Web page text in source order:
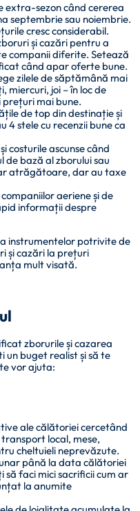
extra-sezon când cererea
septembrie sau noiembrie.
cresc considerabil.
și cazări pentru a
companii diferite. Setează
când apar oferte bune.
zilele de săptămână mai
miercuri, joi – în loc de
prețuri mai bune.
de top din destinație și
4 stele cu recenzii bune ca
costurile ascunse când
bază al zborului sau
atrăgătoare, dar au taxe
aeriene și de
informații despre
instrumentelor potrivite de
și cazări la prețuri
mult visată.
zborurile și cazarea
un buget realist și să te
vor ajuta:
ale călătoriei cercetând
local, mese,
cheltuieli neprevăzute.
până la data călătoriei
să faci mici sacrificii cum ar
la anumite